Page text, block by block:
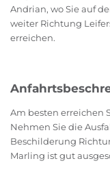
Andrian, wo Sie auf
weiter Richtung
erreichen.
Am besten erreichen
Nehmen Sie die
Beschilderung
Marling ist gut